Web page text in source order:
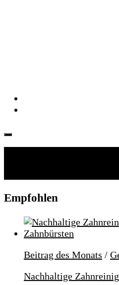
Empfohlen
Beitrag des Monats /
Nachhaltige